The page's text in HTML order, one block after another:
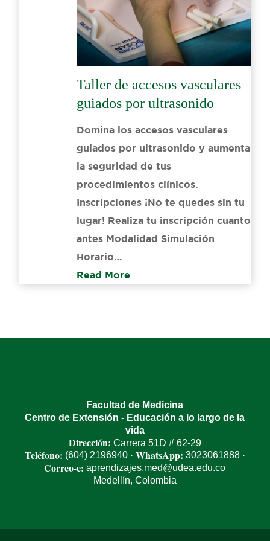
Taller de accesos vasculares
guiados por ultrasonido
Domina los accesos vasculares
guiados por ultrasonido y aumenta
la seguridad de tus
procedimientos clínicos.
Inscripciones ¡No te quedes sin tu
lugar! Realiza tu inscripción cuanto
antes Modalidad Simulación
Horario…
Read More
Facultad de Medicina
Centro de Extensión - Educación a lo largo de la
vida
Dirección: Carrera 51D # 62-29
Teléfono: (604) 2196940· WhatsApp: 3023061888·
Correo-e: aprendizajes.med@udea.edu.co
Medellín, Colombia